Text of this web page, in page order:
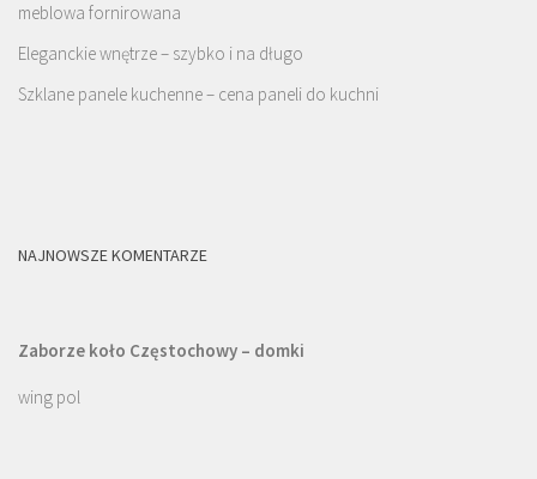
meblowa fornirowana
Eleganckie wnętrze – szybko i na długo
Szklane panele kuchenne – cena paneli do kuchni
NAJNOWSZE KOMENTARZE
Zaborze koło Częstochowy – domki
wing pol